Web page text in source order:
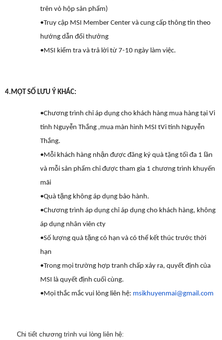
trên vỏ hộp sản phẩm)
•Truy cập MSI Member Center và cung cấp thông tin theo
hướng dẫn đổi thưởng
•MSI kiểm tra và trả lời từ 7-10 ngày làm việc.
4. MỘT SỐ LƯU Ý KHÁC:
•Chương trình chỉ áp dụng cho khách hàng mua hàng tại Vi
tính Nguyễn Thắng ,mua màn hình MSI tVi tính Nguyễn
Thắng.
•Mỗi khách hàng nhận được đăng ký quà tặng tối đa 1 lần
và mỗi sản phẩm chỉ được tham gia 1 chương trình khuyến
mãi
•Quà tặng không áp dụng bảo hành.
•Chương trình áp dụng chỉ áp dụng cho khách hàng, không
áp dụng nhân viên cty
•Số lượng quà tặng có hạn và có thể kết thúc trước thời
hạn
•Trong mọi trường hợp tranh chấp xảy ra, quyết định của
MSI là quyết định cuối cùng.
•Mọi thắc mắc vui lòng liên hệ: msikhuyenmai@gmail.com
Chi tiết chương trình vui lòng liên hệ: